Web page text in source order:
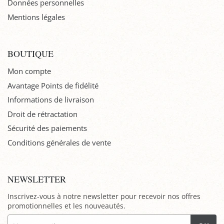
Données personnelles
Mentions légales
BOUTIQUE
Mon compte
Avantage Points de fidélité
Informations de livraison
Droit de rétractation
Sécurité des paiements
Conditions générales de vente
NEWSLETTER
Inscrivez-vous à notre newsletter pour recevoir nos offres
promotionnelles et les nouveautés.